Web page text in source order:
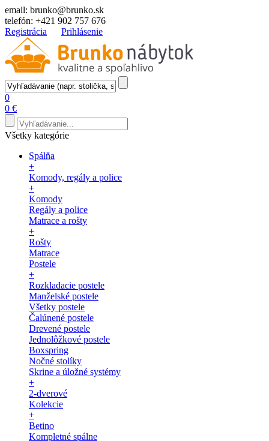
email: brunko@brunko.sk
telefón: +421 902 757 676
Registrácia
Prihlásenie
0
0 €
Všetky kategórie
Spálňa
+
Komody, regály a police
+
Komody
Regály a police
Matrace a rošty
+
Rošty
Matrace
Postele
+
Rozkladacie postele
Manželské postele
Všetky postele
Čalúnené postele
Drevené postele
Jednolôžkové postele
Boxspring
Nočné stolíky
Skrine a úložné systémy
+
2-dverové
Kolekcie
+
Betino
Kompletné spálne